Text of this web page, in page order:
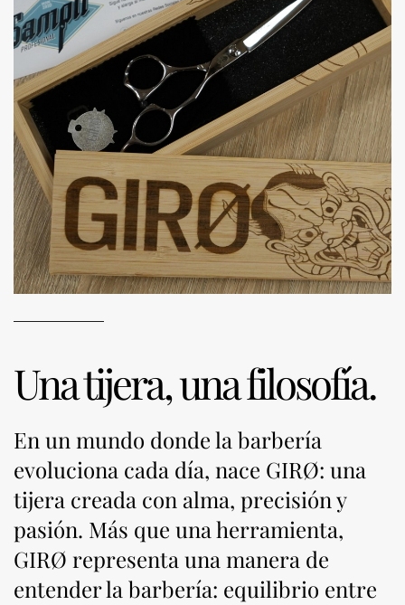
Una tijera, una filosofía.
En un mundo donde la barbería
evoluciona cada día, nace GIRØ: una
tijera creada con alma, precisión y
pasión. Más que una herramienta,
GIRØ representa una manera de
entender la barbería: equilibrio entre